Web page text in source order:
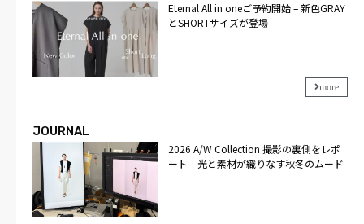
Eternal All in oneご予約開始 – 新色GRAY
とSHORTサイズが登場
more
JOURNAL
2026 A/W Collection 撮影の裏側をレポ
ート – 光と素材が織りなす秋冬のムード